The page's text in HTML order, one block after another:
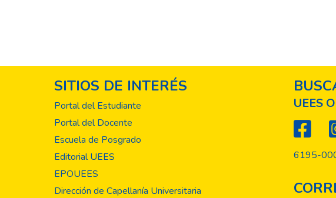
SITIOS DE INTERÉS
Portal del Estudiante
Portal del Docente
Escuela de Posgrado
Editorial UEES
EPOUEES
Dirección de Capellanía Universitaria
UEES
6195-